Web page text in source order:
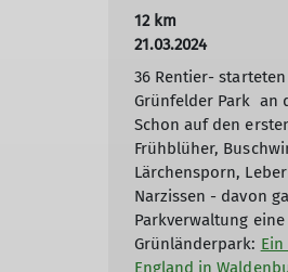
12 km
21.03.2024
36 Rentier-
Grünfelder Park an
Schon auf den
Frühblüher,
Lärchensporn,
Narzissen - davon
Parkverwaltung
Grünländerpark: